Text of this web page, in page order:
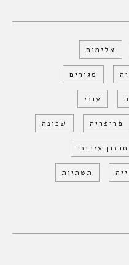
אלימות
מגורים
עוני
פריפריה שכונה
תכנון עירוני
תשתיות